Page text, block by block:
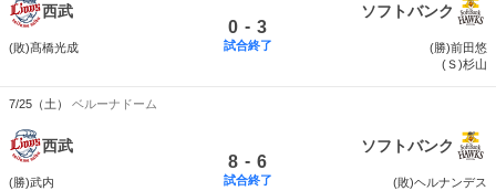
西武
(敗)髙橋光成
0 - 3
試合終了
ソフトバンク
(勝)前田悠
(Ｓ)杉山
7/25（土） ベルーナドーム
西武
(勝)武内
8 - 6
試合終了
ソフトバンク
(敗)ヘルナンデス